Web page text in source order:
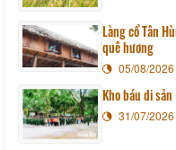
Làng cổ Tân
quê hương
05/08/2026
Kho báu di
31/07/2026